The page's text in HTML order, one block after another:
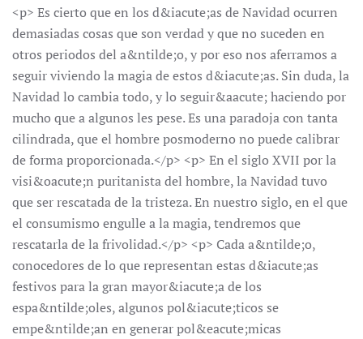
<p> Es cierto que en los d&iacute;as de Navidad ocurren
demasiadas cosas que son verdad y que no suceden en
otros periodos del a&ntilde;o, y por eso nos aferramos a
seguir viviendo la magia de estos d&iacute;as. Sin duda, la
Navidad lo cambia todo, y lo seguir&aacute; haciendo por
mucho que a algunos les pese. Es una paradoja con tanta
cilindrada, que el hombre posmoderno no puede calibrar
de forma proporcionada.</p> <p> En el siglo XVII por la
visi&oacute;n puritanista del hombre, la Navidad tuvo
que ser rescatada de la tristeza. En nuestro siglo, en el que
el consumismo engulle a la magia, tendremos que
rescatarla de la frivolidad.</p> <p> Cada a&ntilde;o,
conocedores de lo que representan estas d&iacute;as
festivos para la gran mayor&iacute;a de los
espa&ntilde;oles, algunos pol&iacute;ticos se
empe&ntilde;an en generar pol&eacute;micas